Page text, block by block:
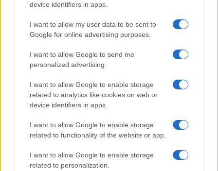
device identifiers in apps.
I want to allow my user data to be sent to
Google for online advertising purposes.
I want to allow Google to send me
personalized advertising.
I want to allow Google to enable storage
related to analytics like cookies on web or
device identifiers in apps.
I want to allow Google to enable storage
related to functionality of the website or app.
I want to allow Google to enable storage
related to personalization.
Preview: Marvel Super Hero Squad, más